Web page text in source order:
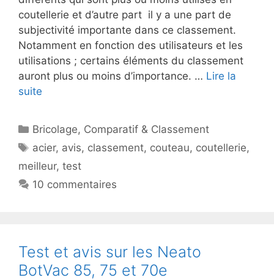
coutellerie et d’autre part il y a une part de
subjectivité importante dans ce classement.
Notamment en fonction des utilisateurs et les
utilisations ; certains éléments du classement
auront plus ou moins d’importance. … Lire la
suite
Catégories
Bricolage, Comparatif & Classement
Étiquettes
acier, avis, classement, couteau, coutellerie,
meilleur, test
10 commentaires
Test et avis sur les Neato
BotVac 85, 75 et 70e